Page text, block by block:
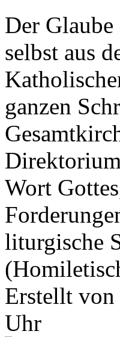
Der
selbst aus
ganzen
Wort
liturgische
Erstellt von
Uhr